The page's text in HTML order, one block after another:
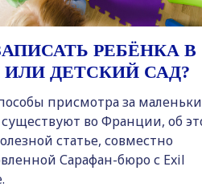
РЕБЁНКА В
ДЕТСКИЙ САД?
присмотра за
во Франции, об
статье, совместно
Сарафан-бюро с Exil